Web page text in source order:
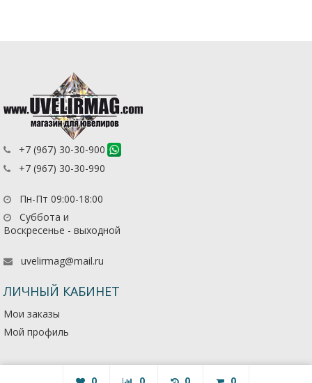
+7 (967) 30-30-900
+7 (967) 30-30-990
Пн-Пт 09:00-18:00
Суббота и
Воскресенье - выходной
uvelirmag@mail.ru
ЛИЧНЫЙ КАБИНЕТ
Мои заказы
Мой профиль